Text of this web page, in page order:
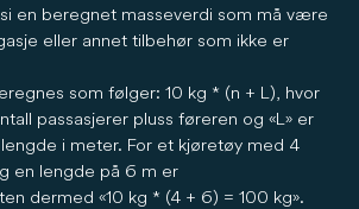
en beregnet masseverdi som må være
eller annet tilbehør som ikke er
som følger: 10 kg * (n + L), hvor
passasjerer pluss føreren og «L» er
i meter. For et kjøretøy med 4
en lengde på 6 m er
dermed «10 kg * (4 + 6) = 100 kg».